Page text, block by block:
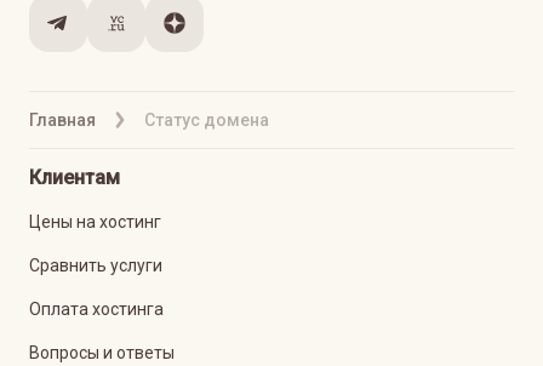
Главная Статус домена
Клиентам
Цены на хостинг
Сравнить услуги
Оплата хостинга
Вопросы и ответы